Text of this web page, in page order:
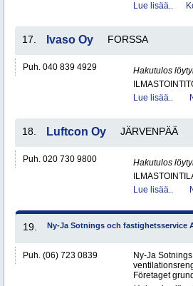
Lue lisää..
17. Ivaso Oy FORSSA
Puh. 040 839 4929
Hakutulos
Lue lisää..
18. Luftcon Oy JÄRVENPÄÄ
Puh. 020 730 9800
Hakutulos
Lue lisää..
19. Ny-Ja Sotnings och fastighetsservice
Puh. (06) 723 0839
Ny-Ja
Företaget